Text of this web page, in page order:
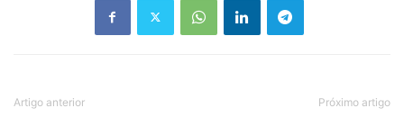
Artigo anterior Próximo artigo